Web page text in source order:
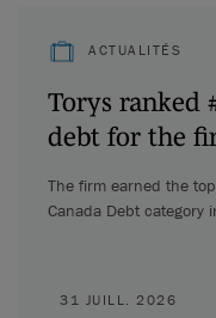
ACTUALITÉS
Torys ranked
debt for the
The firm earned the
Canada Debt category
31 JUILL. 2026